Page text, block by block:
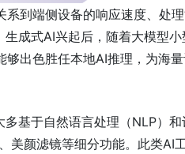
到端侧设备的响应速度、处理
成式AI兴起后，随着大模型
出色胜任本地AI推理，为海
基于自然语言处理（NLP）
美颜滤镜等细分功能。此类AI